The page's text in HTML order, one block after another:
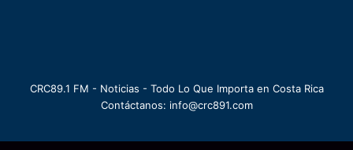
CRC89.1 FM - Noticias - Todo Lo Que Importa en Costa Rica
Contáctanos: info@crc891.com